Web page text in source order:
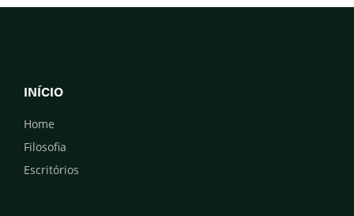
INÍCIO
Home
Filosofia
Escritórios